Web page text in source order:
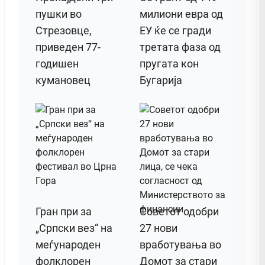
пушки во
Стрезовце,
приведен 77-
годишен
кумановец
милиони евра од
ЕУ ќе се гради
третата фаза од
пругата кон
Бугарија
Гран при за
„Српски вез“ на
меѓународен
фолклорен
Советот одобри
27 нови
вработувања во
Домот за стари